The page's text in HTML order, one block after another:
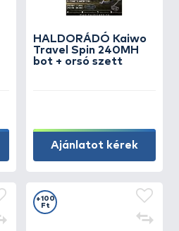
HALDORÁDÓ Kaiwo
Travel Spin 240MH
bot + orsó szett
Ajánlatot kérek
+100
Ft